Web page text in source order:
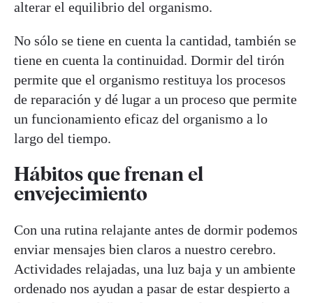
alterar el equilibrio del organismo.
No sólo se tiene en cuenta la cantidad, también se
tiene en cuenta la continuidad. Dormir del tirón
permite que el organismo restituya los procesos
de reparación y dé lugar a un proceso que permite
un funcionamiento eficaz del organismo a lo
largo del tiempo.
Hábitos que frenan el
envejecimiento
Con una rutina relajante antes de dormir podemos
enviar mensajes bien claros a nuestro cerebro.
Actividades relajadas, una luz baja y un ambiente
ordenado nos ayudan a pasar de estar despierto a